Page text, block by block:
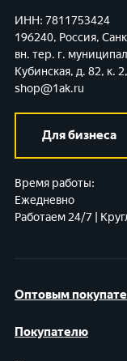
Оптовым
Покупателю
ИНН: 7811753424
196240, Россия,
вн. тер. г.
Кубинская, д. 82, к.
shop@1ak.ru
Для бизнеса
Время работы:
Ежедневно
Работаем 24/7 |